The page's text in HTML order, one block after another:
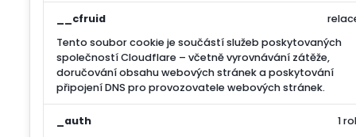
__cfruid
Tento soubor cookie je součástí služeb poskytovaných
společností Cloudflare – včetně vyrovnávání zátěže,
doručování obsahu webových stránek a poskytování
připojení DNS pro provozovatele webových stránek.
_auth
1